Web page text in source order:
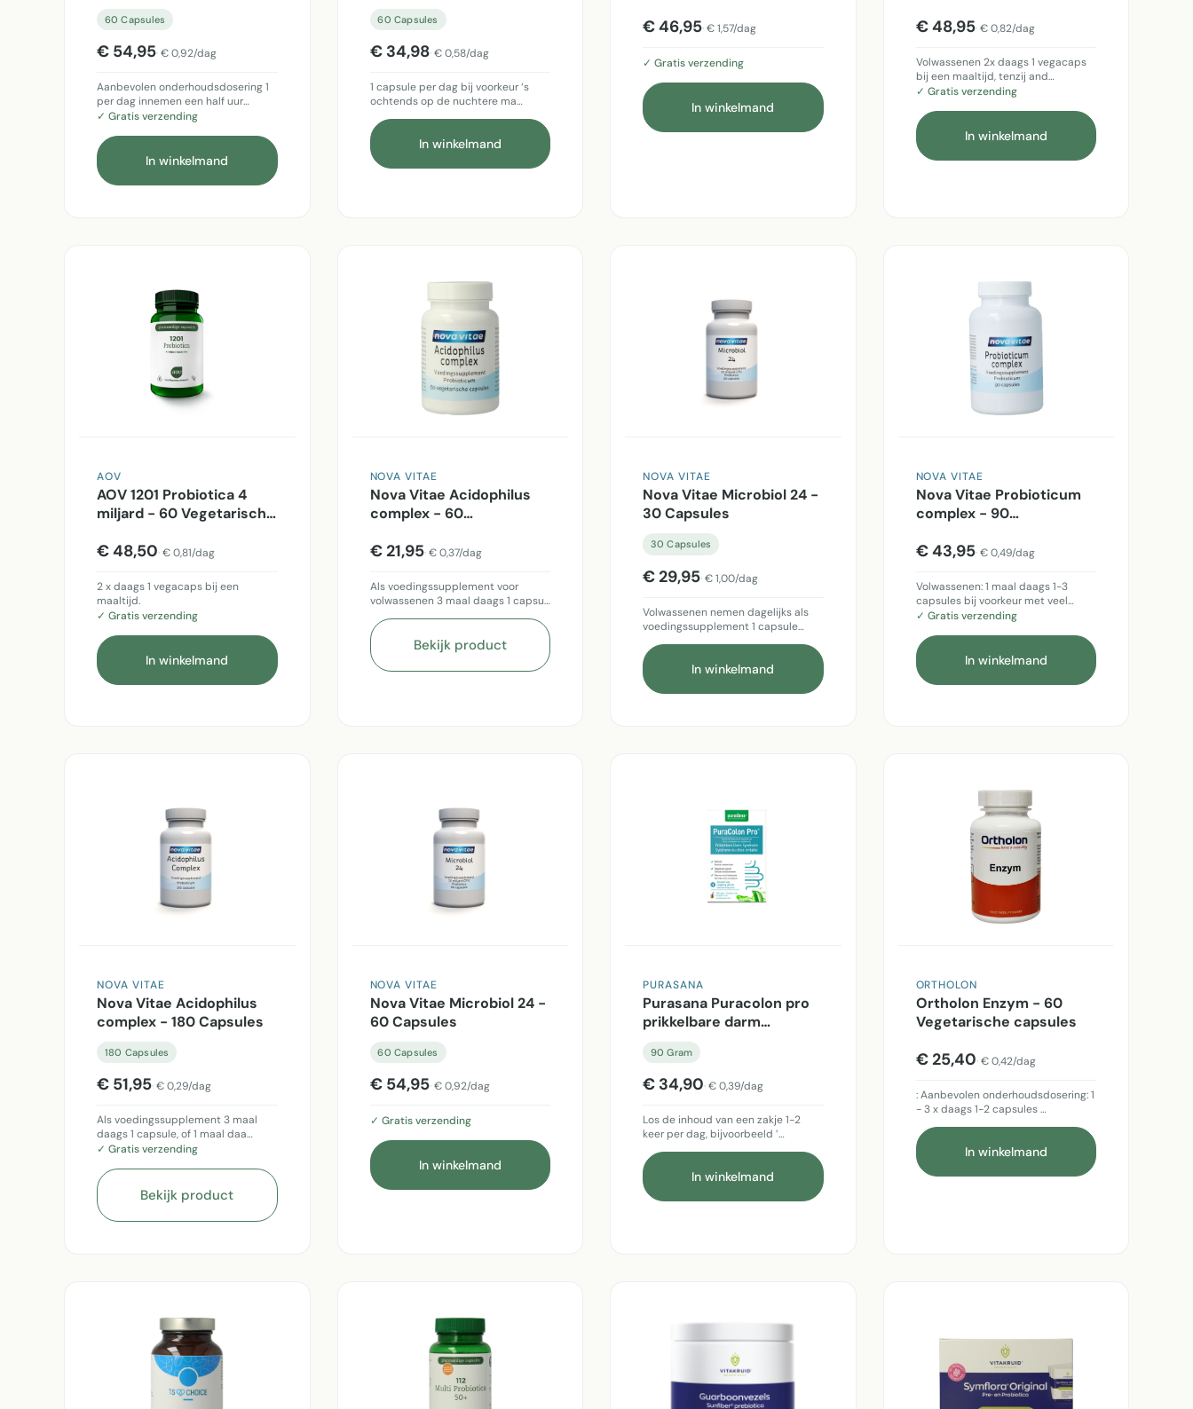
60 Capsules
€ 54,95 € 0,92/dag
Aanbevolen onderhoudsdosering 1
per dag innemen een half uur…
✓ Gratis verzending
In winkelmand
60 Capsules
€ 34,98 € 0,58/dag
1 capsule per dag bij voorkeur ‘s
ochtends op de nuchtere ma…
In winkelmand
€ 46,95 € 1,57/dag
✓ Gratis verzending
In winkelmand
€ 48,95 € 0,82/dag
Volwassenen 2x daags 1 vegacaps
bij een maaltijd, tenzij and…
✓ Gratis verzending
In winkelmand
AOV
AOV 1201 Probiotica 4
miljard - 60 Vegetarische
€ 48,50 € 0,81/dag
2 x daags 1 vegacaps bij een
maaltijd.
✓ Gratis verzending
In winkelmand
NOVA VITAE
Nova Vitae Acidophilus
complex - 60
€ 21,95 € 0,37/dag
Als voedingssupplement voor
volwassenen 3 maal daags 1 capsu…
Bekijk product
NOVA VITAE
Nova Vitae Microbiol 24 -
30 Capsules
30 Capsules
€ 29,95 € 1,00/dag
Volwassenen nemen dagelijks als
voedingssupplement 1 capsule…
In winkelmand
NOVA VITAE
Nova Vitae Probioticum
complex - 90
€ 43,95 € 0,49/dag
Volwassenen: 1 maal daags 1-3
capsules bij voorkeur met veel…
✓ Gratis verzending
In winkelmand
NOVA VITAE
Nova Vitae Acidophilus
complex - 180 Capsules
180 Capsules
€ 51,95 € 0,29/dag
Als voedingssupplement 3 maal
daags 1 capsule, of 1 maal daa…
✓ Gratis verzending
Bekijk product
NOVA VITAE
Nova Vitae Microbiol 24 -
60 Capsules
60 Capsules
€ 54,95 € 0,92/dag
✓ Gratis verzending
In winkelmand
PURASANA
Purasana Puracolon pro
prikkelbare darm
Gram
90 Gram
€ 34,90 € 0,39/dag
Los de inhoud van een zakje 1-2
keer per dag, bijvoorbeeld ’…
In winkelmand
ORTHOLON
Ortholon Enzym - 60
Vegetarische capsules
€ 25,40 € 0,42/dag
: Aanbevolen onderhoudsdosering: 1
- 3 x daags 1-2 capsules …
In winkelmand